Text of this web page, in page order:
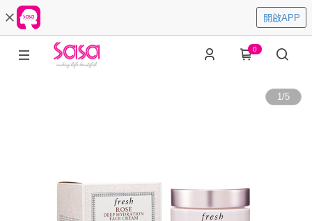
開啟APP
0
1/5